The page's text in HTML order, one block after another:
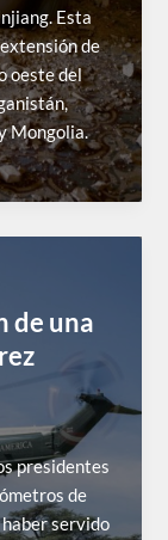
Esta
de
oeste del
Mongolia.
de una
presidentes
de
servido